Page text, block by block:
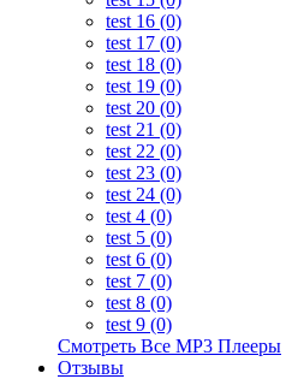
test 16 (0)
test 17 (0)
test 18 (0)
test 19 (0)
test 20 (0)
test 21 (0)
test 22 (0)
test 23 (0)
test 24 (0)
test 4 (0)
test 5 (0)
test 6 (0)
test 7 (0)
test 8 (0)
test 9 (0)
Смотреть Все MP3 Плееры
Отзывы